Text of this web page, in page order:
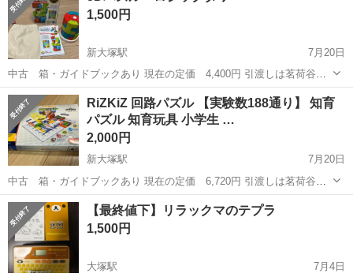
も支...
1,500円
新大塚駅
7月20日
中古 箱・ガイドブックあり 現在の定価 4,400円 引渡しは茗荷谷
駅・新大塚駅・護国寺駅付近でお願いします。 ---------------------------------
----------------...
東京 文京区 新大塚駅 パズル ピース
RiZKiZ 回路パズル 【実験数188通り】 知育
パズル 知育玩具 小学生 …
2,000円
新大塚駅
7月20日
中古 箱・ガイドブックあり 現在の定価 6,720円 引渡しは茗荷谷
駅・新大塚駅・護国寺駅付近でお願いします。
https://goodsmiley.base.ec/items/91862706 ----...
東京 文京区 新大塚駅 パズル
【最終値下】リラックマのテプラ
1,500円
大塚駅
7月4日